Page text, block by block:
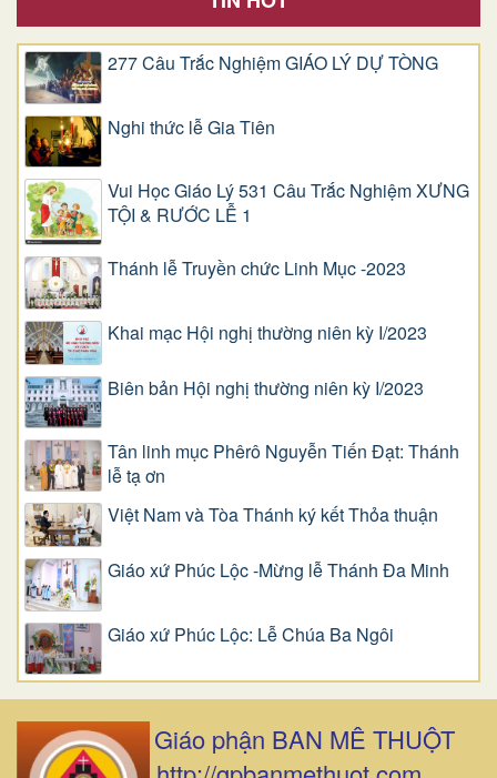
277 Câu Trắc Nghiệm GIÁO LÝ DỰ TÒNG
Nghi thức lễ Gia Tiên
Vui Học Giáo Lý 531 Câu Trắc Nghiệm XƯNG
TỘI & RƯỚC LỄ 1
Thánh lễ Truyền chức Linh Mục -2023
Khai mạc Hội nghị thường niên kỳ I/2023
Biên bản Hội nghị thường niên kỳ I/2023
Tân linh mục Phêrô Nguyễn Tiến Đạt: Thánh
lễ tạ ơn
Việt Nam và Tòa Thánh ký kết Thỏa thuận
Giáo xứ Phúc Lộc -Mừng lễ Thánh Đa Minh
Giáo xứ Phúc Lộc: Lễ Chúa Ba Ngôi
Giáo phận BAN MÊ THUỘT